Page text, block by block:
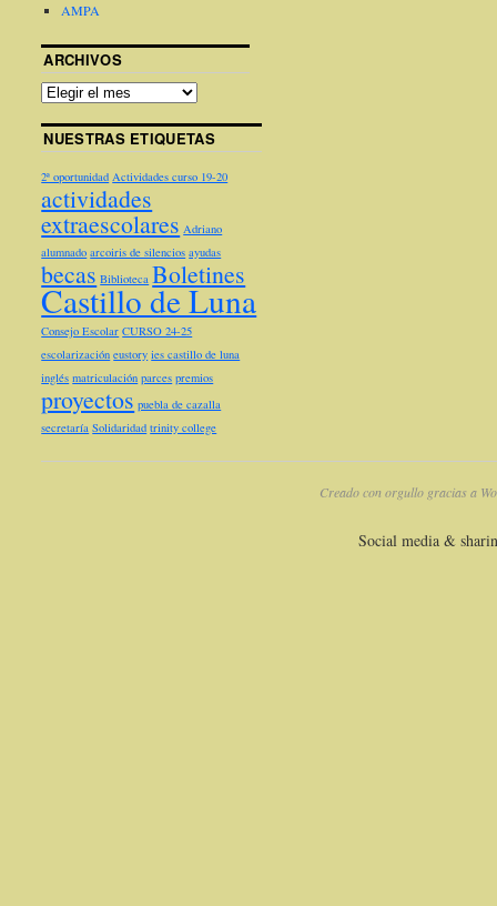
AMPA
ARCHIVOS
NUESTRAS ETIQUETAS
2ª oportunidad Actividades curso 19-20
actividades
extraescolares Adriano
alumnado arcoiris de silencios ayudas
becas Biblioteca Boletines
Castillo de Luna
Consejo Escolar CURSO 24-25
escolarización eustory ies castillo de luna
inglés matriculación parces premios
proyectos puebla de cazalla
secretaría Solidaridad trinity college
Creado con orgullo gracias a
Social media &